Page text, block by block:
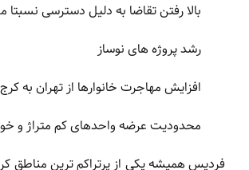
بالا رفتن تقاضا به دلیل دسترسی
رشد پروژه های نوساز
افزایش مهاجرت خانوارها از تهران به کرج
محدودیت عرضه واحدهای کم متراژ و
فردیس همیشه یکی از پرتراکم ترین مناطق